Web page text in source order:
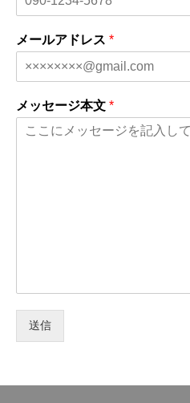
メールアドレス *
メッセージ本文 *
送信